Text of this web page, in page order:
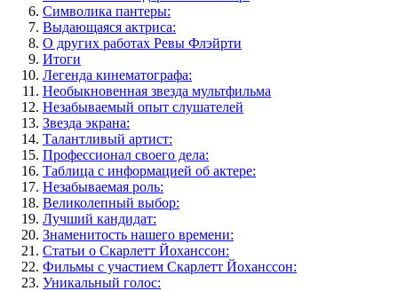
Символика пантеры:
Выдающаяся актриса:
О других работах Ревы Флэйрти
Итоги
Легенда кинематографа:
Необыкновенная звезда мультфильма
Незабываемый опыт слушателей
Звезда экрана:
Талантливый артист:
Профессионал своего дела:
Таблица с информацией об актере:
Незабываемая роль:
Великолепный выбор:
Лучший кандидат:
Знаменитость нашего времени:
Статьи о Скарлетт Йоханссон:
Фильмы с участием Скарлетт Йоханссон:
Уникальный голос: